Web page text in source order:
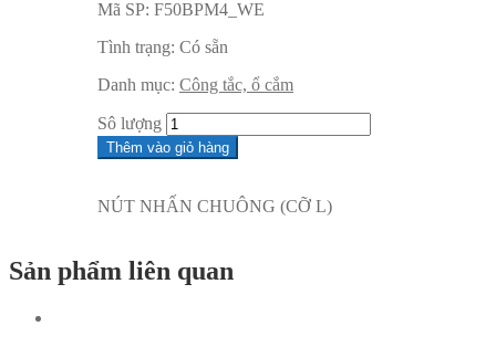
Mã SP: F50BPM4_WE
Tình trạng: Có sẵn
Danh mục: Công tắc, ổ cắm
Sô lượng
Thêm vào giỏ hàng
NÚT NHẤN CHUÔNG (CỠ L)
Sản phẩm liên quan